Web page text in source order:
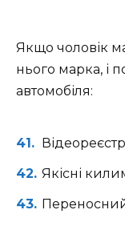
Якщо чоловік
нього марка, і
автомобіля:
Якісні